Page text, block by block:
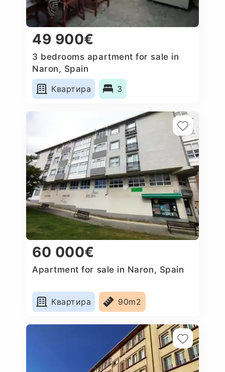
49 900€
3 bedrooms apartment for sale in
Naron, Spain
Квартира
3
60 000€
Apartment for sale in Naron, Spain
Квартира 90m2